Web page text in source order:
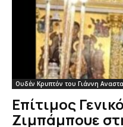
Ουδέν Κρυπτόν του Γιάννη
Επίτιμος
Ζιμπάμπουε